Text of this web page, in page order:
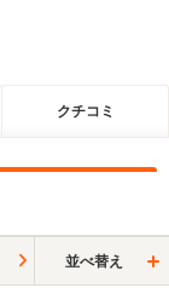
クチコミ
並べ替え